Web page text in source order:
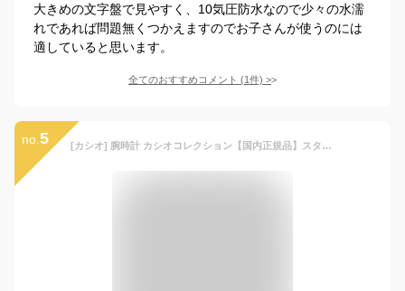
大きめの文字盤で見やすく、10気圧防水なので少々の水濡
れであれば問題無くつかえますのでお子さんが使うのには
適していると思います。
全てのおすすめコメント (1件) >
no. 5 [カシオ] 腕時計 カシオコレクション【国内正規品】スタンダード(旧モデル) MQ-24-7B2LLJF